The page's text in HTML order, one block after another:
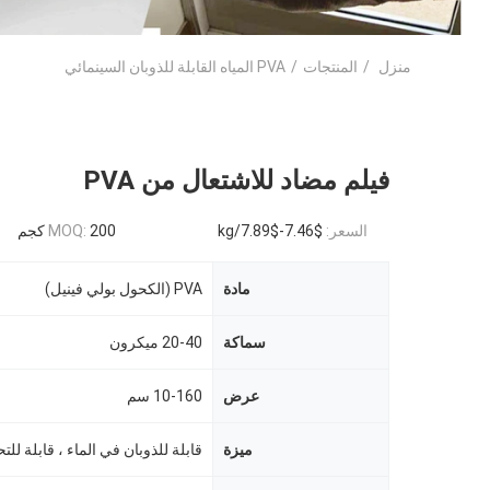
منزل / المنتجات / PVA المياه القابلة للذوبان السينمائي
فيلم مضاد للاشتعال من PVA
السعر: $7.46-$7.89/kg
MOQ: 200 كجم
مادة PVA (الكحول بولي فينيل)
سماكة 20-40 ميكرون
عرض 10-160 سم
ميزة قابلة للذوبان في الماء ، قابلة